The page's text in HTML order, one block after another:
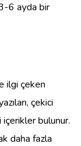
6 ayda bir
ilgi çeken
çekici
bulunur.
daha fazla